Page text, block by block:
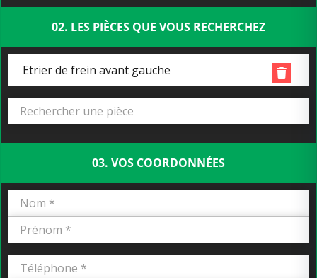
02. LES PIÈCES QUE VOUS RECHERCHEZ
Etrier de frein avant gauche
03. VOS COORDONNÉES